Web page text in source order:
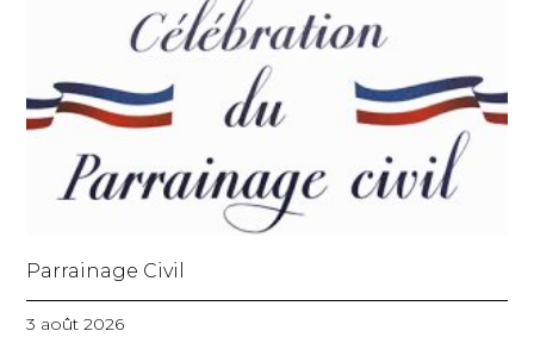
Parrainage Civil
3 août 2026